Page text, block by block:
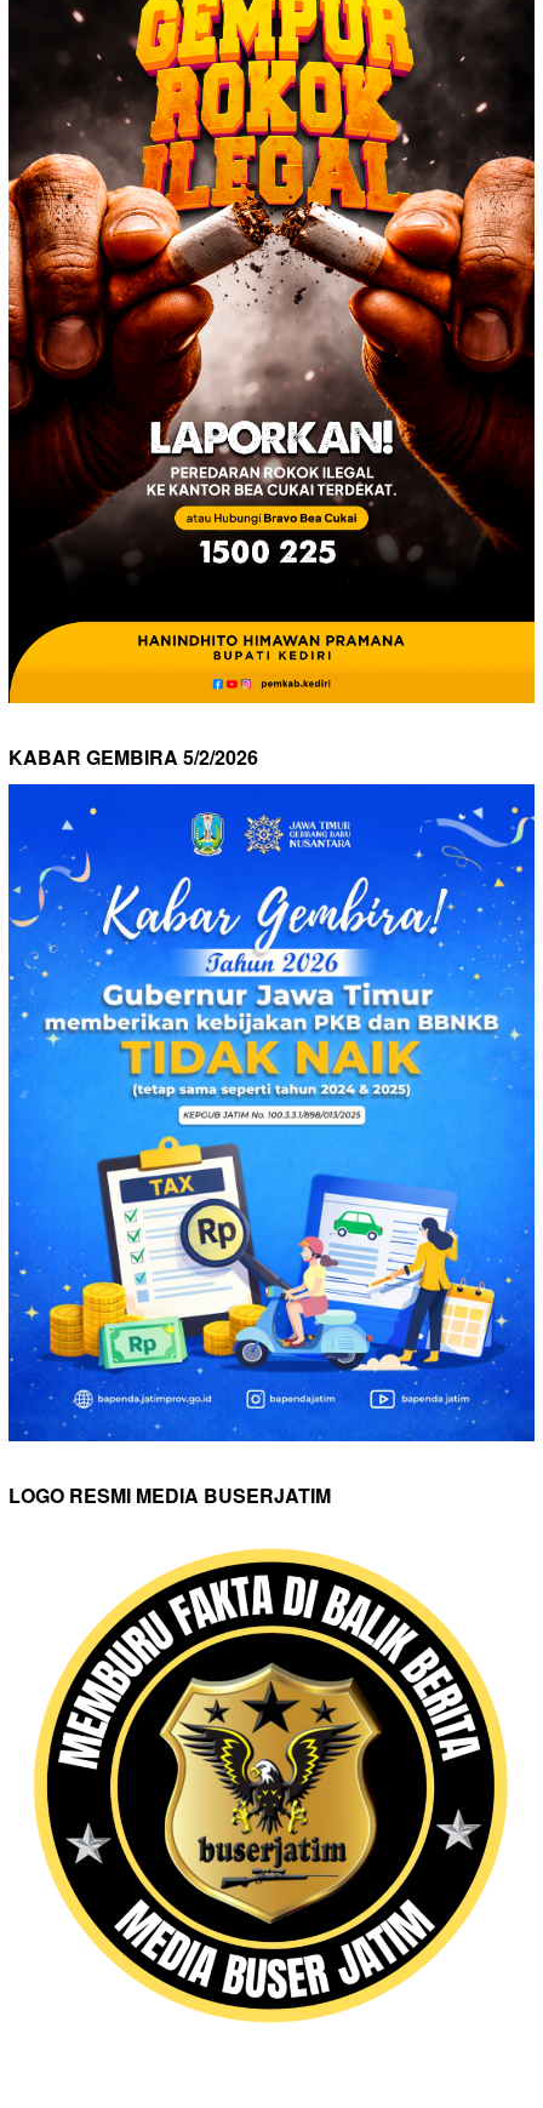
KABAR GEMBIRA 5/2/2026
LOGO RESMI MEDIA BUSERJATIM